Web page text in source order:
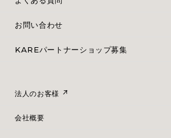
お問い合わせ
KAREパートナーショップ募集
法人のお客様
会社概要